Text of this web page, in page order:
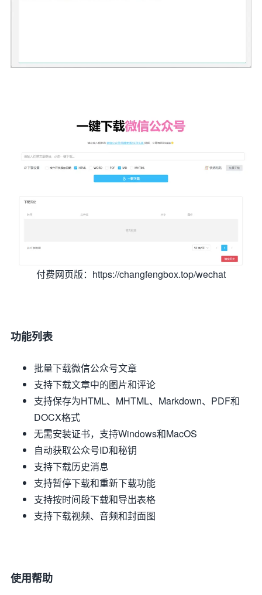
付费网页版：https://changfengbox.top/wechat
功能列表
批量下载微信公众号文章
支持下载文章中的图片和评论
支持保存为HTML、MHTML、Markdown、PDF和
DOCX格式
无需安装证书，支持Windows和MacOS
自动获取公众号ID和秘钥
支持下载历史消息
支持暂停下载和重新下载功能
支持按时间段下载和导出表格
支持下载视频、音频和封面图
使用帮助